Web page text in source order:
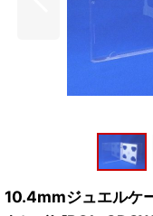
10.4mmジュエルケ